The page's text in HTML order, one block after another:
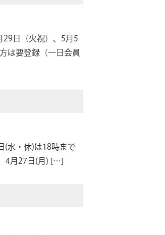
日（火祝）、5月5
は要登録（一日会員
(水・休)は18時まで
4月27日(月) […]